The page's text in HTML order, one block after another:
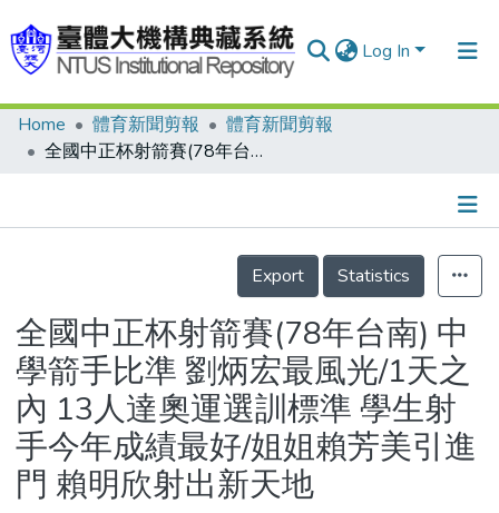
Log In
Communities & Collections
Statistics
Home 體育新聞剪報
體育新聞剪報
全國中正杯射箭賽(78年台南) 中學箭手比準 劉炳宏最風光/1天之內 13人達奧運選訓標準 學生射手今年成績最好/姐姐賴芳美引進門 賴明欣射出新天地
Details
Export
Statistics
全國中正杯射箭賽(78年台南) 中
學箭手比準 劉炳宏最風光/1天之
內 13人達奧運選訓標準 學生射
手今年成績最好/姐姐賴芳美引進
門 賴明欣射出新天地